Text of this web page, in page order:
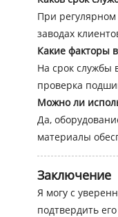
При регулярном
заводах
Какие факторы
На срок службы
проверка
Можно ли
Да,
материалы
Заключение
Я могу с
подтвердить